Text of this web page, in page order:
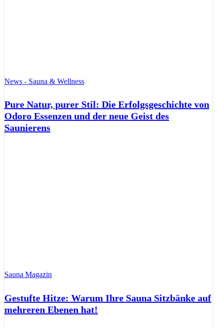
News - Sauna & Wellness
Pure Natur, purer Stil: Die Erfolgsgeschichte von
Odoro Essenzen und der neue Geist des
Saunierens
Sauna Magazin
Gestufte Hitze: Warum Ihre Sauna Sitzbänke auf
mehreren Ebenen hat!